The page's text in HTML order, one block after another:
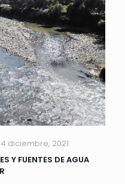
diciembre, 2021
Y FUENTES DE AGUA